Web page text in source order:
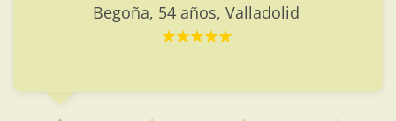
Begoña, 54 años, Valladolid